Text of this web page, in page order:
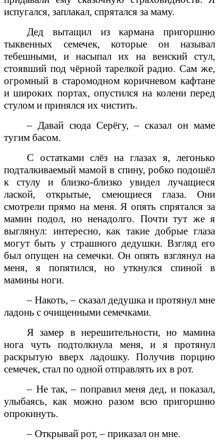
испугался, заплакал, спрятался за маму.
Дед вытащил из кармана пригоршню
тыквенных семечек, которые он называл
тебешными, и насыпал их на венский стул,
стоявший под чёрной тарелкой радио. Сам же,
огромный в старомодном коричневом кафтане
и широких портах, опустился на колени перед
стулом и принялся их чистить.
– Давай сюда Серёгу, – сказал он маме
тугим басом.
С остатками слёз на глазах я, легонько
подталкиваемый мамой в спину, робко подошёл
к стулу и близко-близко увидел лучащиеся
лаской, открытые, смеющиеся глаза. Они
смотрели прямо на меня. Я опять спрятался за
мамин подол, но ненадолго. Почти тут же я
выглянул: интересно, как такие добрые глаза
могут быть у страшного дедушки. Взгляд его
был опущен на семечки. Он опять взглянул на
меня, я попятился, но уткнулся спиной в
мамины ноги.
– Накоть, – сказал дедушка и протянул мне
ладонь с очищенными семечками.
Я замер в нерешительности, но мамина
нога чуть подтолкнула меня, и я протянул
раскрытую вверх ладошку. Получив порцию
семечек, стал по одной отправлять их в рот.
– Не так, – поправил меня дед, и показал,
улыбаясь, как можно разом всю пригоршню
опрокинуть.
– Открывай рот, – приказал он мне.